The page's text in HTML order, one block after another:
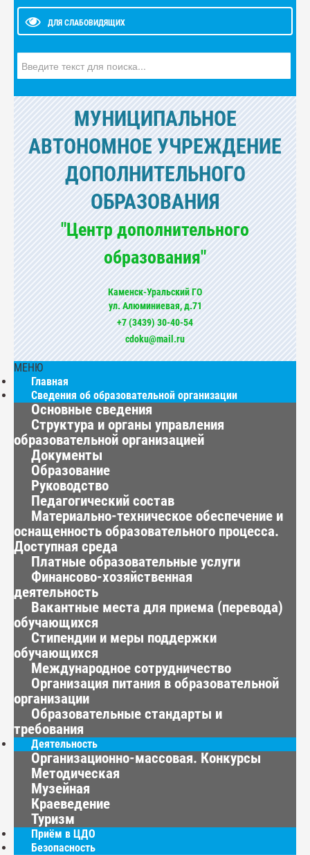
ДЛЯ СЛАБОВИДЯЩИХ
МУНИЦИПАЛЬНОЕ
АВТОНОМНОЕ УЧРЕЖДЕНИЕ
ДОПОЛНИТЕЛЬНОГО
ОБРАЗОВАНИЯ
"Центр дополнительного
образования"
Каменск-Уральский ГО
ул. Алюминиевая, д.71
+7 (3439) 30-40-54
cdoku@mail.ru
МЕНЮ
Главная
Сведения об образовательной организации
Основные сведения
Структура и органы управления
образовательной организацией
Документы
Образование
Руководство
Педагогический состав
Материально-техническое обеспечение и
оснащенность образовательного процесса.
Доступная среда
Платные образовательные услуги
Финансово-хозяйственная
деятельность
Вакантные места для приема (перевода)
обучающихся
Стипендии и меры поддержки
обучающихся
Международное сотрудничество
Организация питания в образовательной
организации
Образовательные стандарты и
требования
Деятельность
Организационно-массовая. Конкурсы
Методическая
Музейная
Краеведение
Туризм
Приём в ЦДО
Безопасность